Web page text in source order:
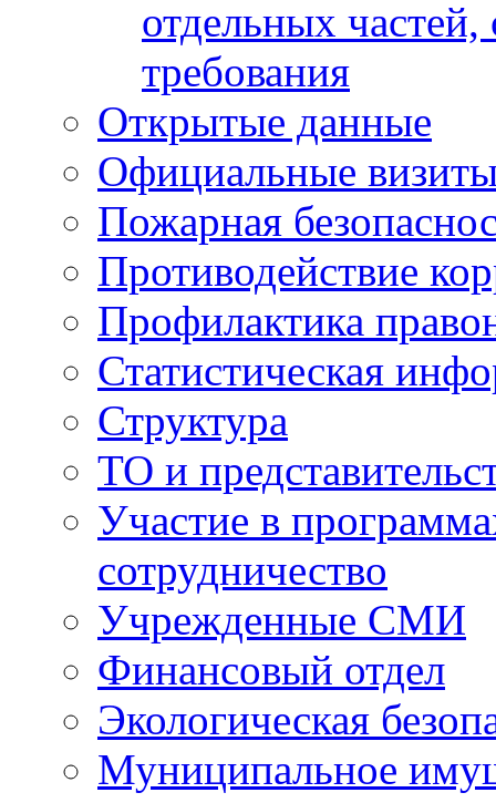
отдельных
требования
Открытые данные
Официальные
Пожарная
Противодействие
Профилактика
Статистическая
Структура
ТО и
Участие в
сотрудничество
Учрежденные СМИ
Финансовый отдел
Экологическая
Муниципальное